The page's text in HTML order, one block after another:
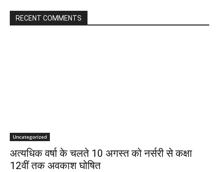
RECENT COMMENTS
Uncategorized
अत्यधिक वर्षा के चलते 10 अगस्त को नर्सरी से कक्षा
12वीं तक अवकाश घोषित